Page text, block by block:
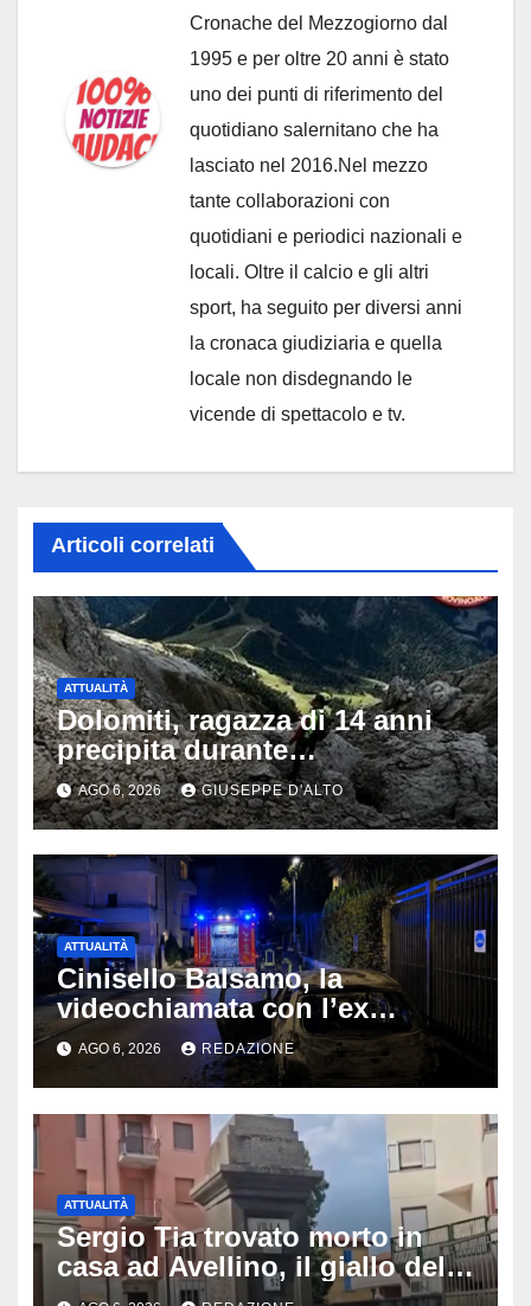
Cronache del Mezzogiorno dal
1995 e per oltre 20 anni è stato
uno dei punti di riferimento del
quotidiano salernitano che ha
lasciato nel 2016.Nel mezzo
tante collaborazioni con
quotidiani e periodici nazionali e
locali. Oltre il calcio e gli altri
sport, ha seguito per diversi anni
la cronaca giudiziaria e quella
locale non disdegnando le
vicende di spettacolo e tv.
Articoli correlati
ATTUALITÀ
Dolomiti, ragazza di 14 anni
precipita durante
un’escursione: tragedia sul
Latemar davanti alla famiglia
AGO 6, 2026 GIUSEPPE D'ALTO
ATTUALITÀ
Cinisello Balsamo, la
videochiamata con l’ex
fidanzata e il dramma: 35enne
lotta tra la vita e la morte
AGO 6, 2026 REDAZIONE
ATTUALITÀ
Sergio Tia trovato morto in
casa ad Avellino, il giallo della
porta socchiusa: disposta